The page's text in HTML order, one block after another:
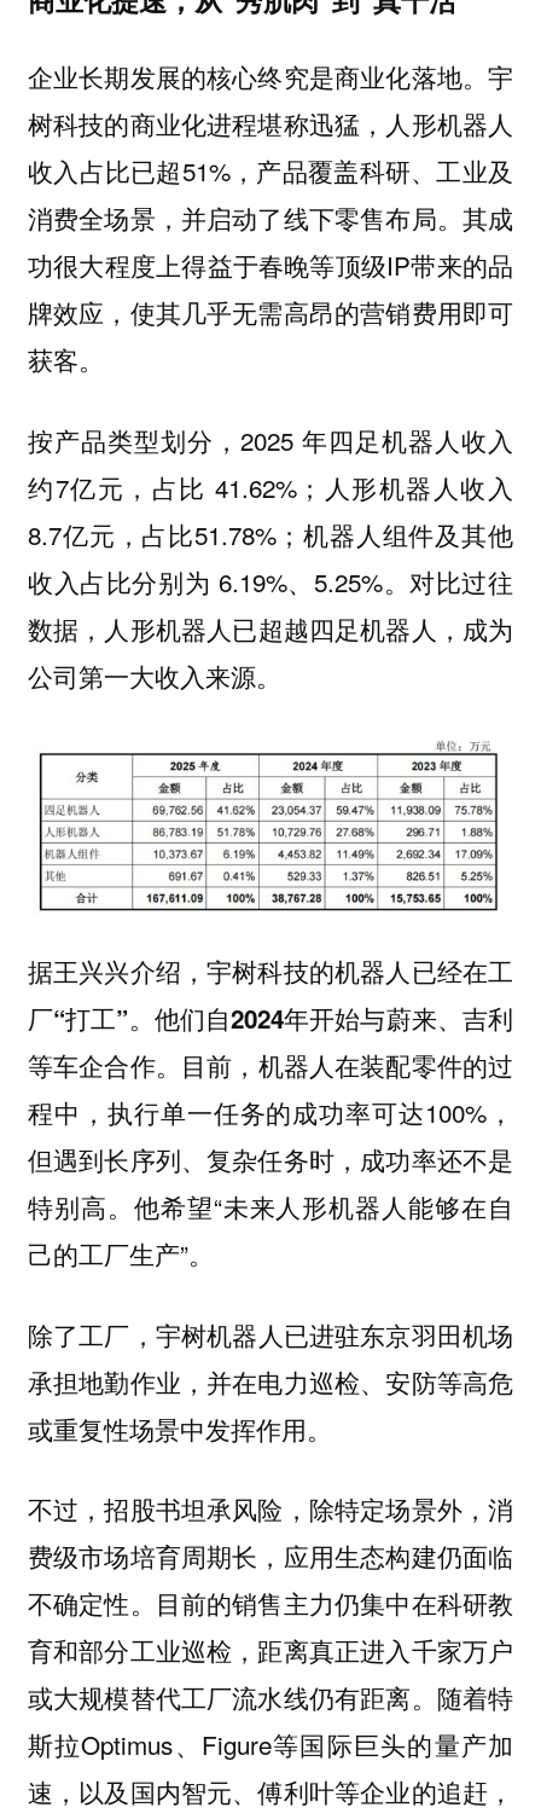
企业长期发展的核心终究是商业化落地。宇
树科技的商业化进程堪称迅猛，人形机器人
收入占比已超51%， 产品覆盖科研、工业及
消费全场景，并启动了线下零售布局。 其成
功很大程度上得益于春晚等顶级IP带来的品
牌效应，使其几乎无需高昂的营销费用即可
获客。
按产品类型划分，2025 年四足机器人收入
约7亿元，占比 41.62%；人形机器人收入
8.7亿元，占比51.78%；机器人组件及其他
收入占比分别为 6.19%、5.25%。对比过往
数据， 人形机器人已超越四足机器人，成为
公司第一大收入来源。
据王兴兴介绍，宇树科技的机器人已经在工
厂“打工”。他们自2024年开始与蔚来、吉利
等车企合作。 目前，机器人在装配零件的过
程中，执行单一任务的成功率可达100%，
但遇到长序列、复杂任务时，成功率还不是
特别高。他希望“未来人形机器人能够在自
己的工厂生产”。
除了工厂， 宇树机器人已进驻东京羽田机场
承担地勤作业，并在电力巡检、安防等高危
或重复性场景中发挥作用。
不过，招股书坦承风险，除特定场景外，消
费级市场培育周期长，应用生态构建仍面临
不确定性。目前的销售主力仍集中在科研教
育和部分工业巡检，距离真正进入千家万户
或大规模替代工厂流水线仍有距离。随着特
斯拉Optimus、Figure等国际巨头的量产加
速，以及国内智元、傅利叶等企业的追赶，